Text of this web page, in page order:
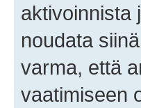
aktivoinnista
noudata
varma, että
vaatimiseen